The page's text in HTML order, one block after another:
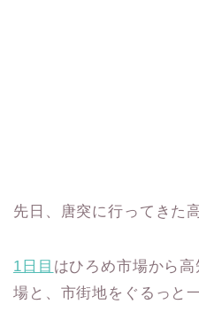
先日、唐突に行ってきた
1日目 はひろめ市場から
場と、市街地をぐるっと